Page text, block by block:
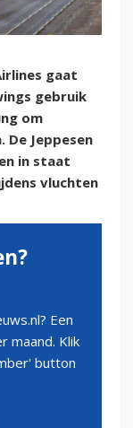
gaat
gebruik
om
Jeppesen
in staat
vluchten
Een
maand. Klik
button